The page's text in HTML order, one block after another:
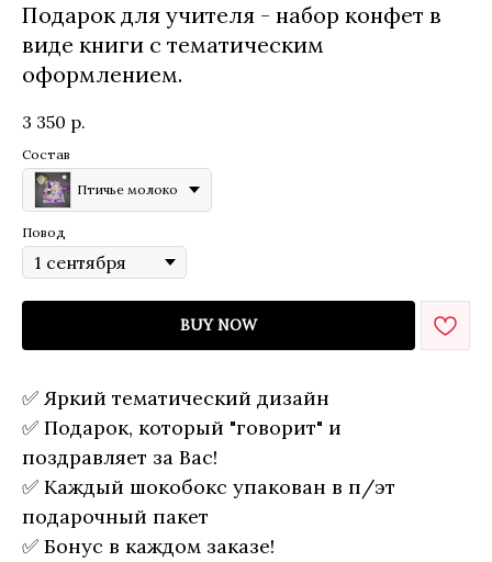
Подарок для учителя - набор конфет в
виде книги с тематическим
оформлением.
3 350 р.
Состав
Птичье молоко
Повод
BUY NOW
✅ Яркий тематический дизайн
✅ Подарок, который "говорит" и
поздравляет за Вас!
✅ Каждый шокобокс упакован в п/эт
подарочный пакет
✅ Бонус в каждом заказе!